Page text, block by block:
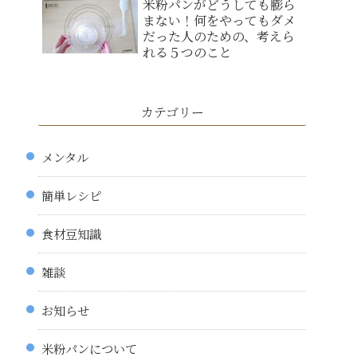
米粉パンがどうしても膨ら
まない！何をやってもダメ
だった人のための、考えら
れる５つのこと
カテゴリー
メンタル
簡単レシピ
食材豆知識
雑談
お知らせ
米粉パンについて